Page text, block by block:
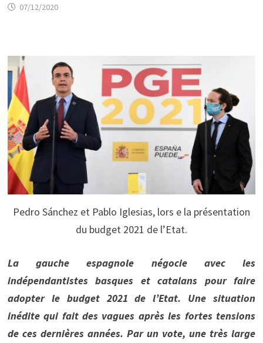
07/12/2020
Pedro Sánchez et Pablo Iglesias, lors e la présentation
du budget 2021 de l’Etat.
La gauche espagnole négocie avec les
indépendantistes basques et catalans pour faire
adopter le budget 2021 de l’Etat. Une situation
inédite qui fait des vagues après les fortes tensions
de ces dernières années. Par un vote, une très large